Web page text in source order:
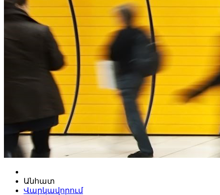
Անհատ
Վարկավորում